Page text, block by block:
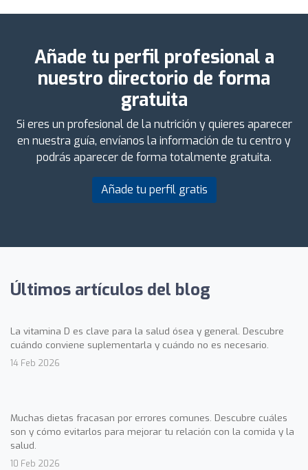
Añade tu perfil profesional a
nuestro directorio de forma
gratuita
Si eres un profesional de la nutrición y quieres aparecer
en nuestra guía, envíanos la información de tu centro y
podrás aparecer de forma totalmente gratuita.
Añade tu perfil gratis
Últimos artículos del blog
La vitamina D es clave para la salud ósea y general. Descubre
cuándo conviene suplementarla y cuándo no es necesario.
14 Feb 2026
Muchas dietas fracasan por errores comunes. Descubre cuáles
son y cómo evitarlos para mejorar tu relación con la comida y la
salud.
10 Feb 2026